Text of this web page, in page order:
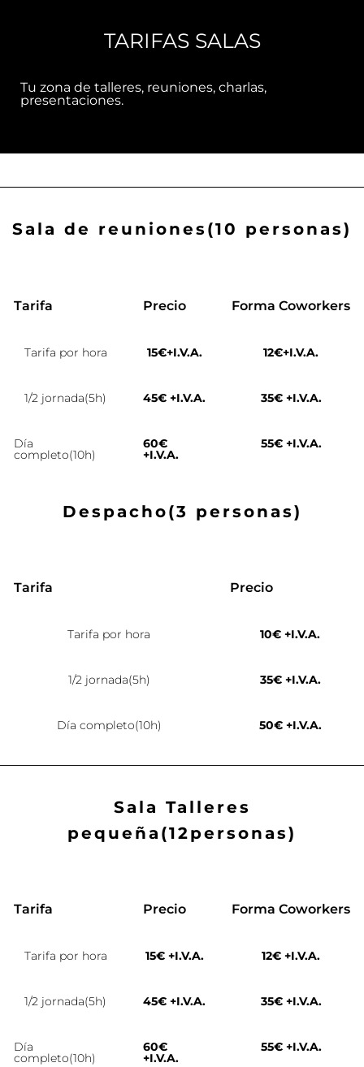
TARIFAS SALAS
Tu zona de talleres, reuniones, charlas,
presentaciones.
Sala de reuniones(10 personas)
Tarifa Precio Forma Coworkers
Tarifa por hora 15€+I.V.A. 12€+I.V.A.
1/2 jornada(5h) 45€ +I.V.A. 35€ +I.V.A.
Día
completo(10h)
60€
+I.V.A.
55€ +I.V.A.
Despacho(3 personas)
Tarifa Precio
Tarifa por hora 10€ +I.V.A.
1/2 jornada(5h) 35€ +I.V.A.
Día completo(10h) 50€ +I.V.A.
Sala Talleres
pequeña(12personas)
Tarifa Precio Forma Coworkers
Tarifa por hora 15€ +I.V.A. 12€ +I.V.A.
1/2 jornada(5h) 45€ +I.V.A. 35€ +I.V.A.
Día
completo(10h)
60€
+I.V.A.
55€ +I.V.A.